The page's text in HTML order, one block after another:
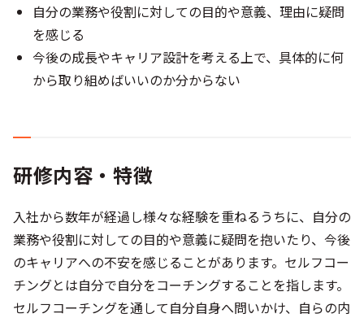
自分の業務や役割に対しての目的や意義、理由に疑問
を感じる
今後の成長やキャリア設計を考える上で、具体的に何
から取り組めばいいのか分からない
研修内容・特徴
入社から数年が経過し様々な経験を重ねるうちに、自分の
業務や役割に対しての目的や意義に疑問を抱いたり、今後
のキャリアへの不安を感じることがあります。セルフコー
チングとは自分で自分をコーチングすることを指します。
セルフコーチングを通して自分自身へ問いかけ、自らの内